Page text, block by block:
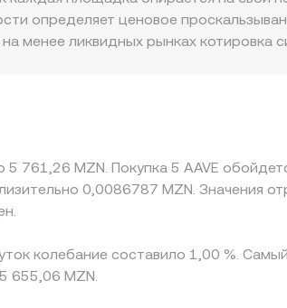
AAVE/MZN conversion rate, который
определяет ценовое
ликвидных рынках котировка
напрямую отражается на
полностью: задержки перевода
краткосрочных различий между
761,26 MZN. Покупка 5 AAVE
0,0086787 MZN. Значения
колебание составило 1,00 %.
655,06 MZN.